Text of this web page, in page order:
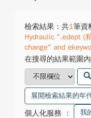
檢索結果：共1筆資
Hydraulic ".edept (
change" and
在搜尋的結果範圍
展開檢索結果的年
個人化服務 ： 我